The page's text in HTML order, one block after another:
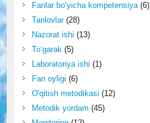
Fanlar bo‘yicha kompetensiya(6)
Tanlovlar(28)
Nazorat ishi (13)
To‘garak(5)
Laboratoriya ishi (1)
Fan oyligi (6)
O'qitish metodikasi (12)
Metodik yordam (45)